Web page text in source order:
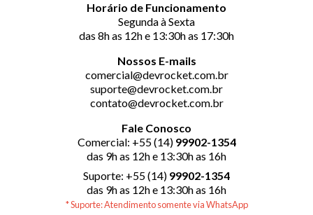
Horário de Funcionamento
Segunda à Sexta
das 8h as 12h e 13:30h as 17:30h
Nossos E-mails
comercial@devrocket.com.br
suporte@devrocket.com.br
contato@devrocket.com.br
Fale Conosco
Comercial: +55 (14) 99902-1354
das 9h as 12h e 13:30h as 16h
Suporte: +55 (14) 99902-1354
das 9h as 12h e 13:30h as 16h
* Suporte: Atendimento somente via WhatsApp